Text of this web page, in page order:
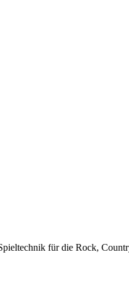
für die Rock,